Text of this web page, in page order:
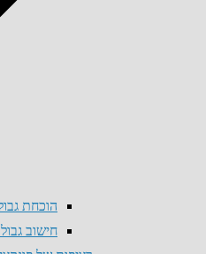
הוכחת
חישוב